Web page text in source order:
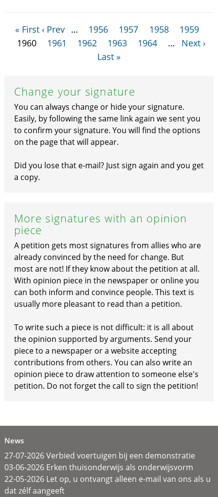
« First ‹ Prev … 1956 1957 1958
1959
1960
1961 1962 1963 1964 …
Next ›
Last »
Change your signature
You can always change or hide your signature.
Easily, by following the same link again we sent you
to confirm your signature. You will find the options
on the page that will appear.
Did you lose that e-mail? Just sign again and you get
a copy.
More signatures with an opinion
piece
A petition gets most signatures from allies who are
already convinced by the need for change. But
most are not! If they know about the petition at all.
With opinion piece in the newspaper or online you
can both inform and convince people. This text is
usually more pleasant to read than a petition.
To write such a piece is not difficult: it is all about
the opinion supported by arguments. Send your
piece to a newspaper or a website accepting
contributions from others. You can also write an
opinion piece to draw attention to someone else's
petition. Do not forget the call to sign the petition!
News
27-07-2026 Verbied voertuigen bij een demonstratie
03-06-2026 Erken thuisonderwijs als onderwijsvorm
22-05-2026 Let op, u ontvangt alleen e-mail van ons als u
dat zélf aangeeft